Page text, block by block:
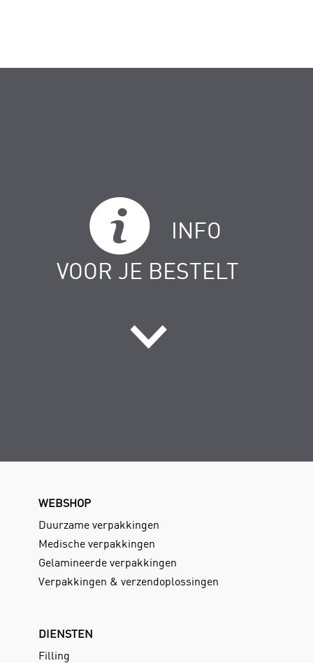
INFO
VOOR JE BESTELT
WEBSHOP
Duurzame verpakkingen
Medische verpakkingen
Gelamineerde verpakkingen
Verpakkingen & verzendoplossingen
DIENSTEN
Filling